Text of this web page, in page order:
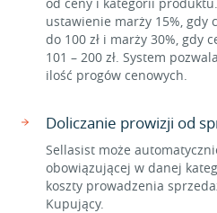
ustawienie marży 15%, gdy
do 100 zł i marży 30%, gdy
101 – 200 zł. System
ilość progów cenowych.
Doliczanie prowizji od
Sellasist może
obowiązującej w danej
koszty prowadzenia
Kupujący.